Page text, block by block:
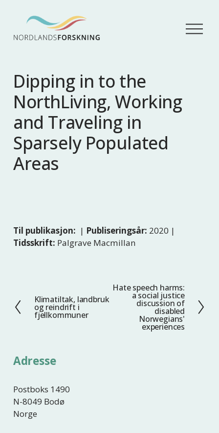
Å
p
Dipping in to the
NorthLiving, Working
and Traveling in
Sparsely Populated
Areas
Til publikasjon: | Publiseringsår: 2020 |
Tidsskrift: Palgrave Macmillan
F
o
g
Klimatiltak, landbruk
og reindrift i
fjellkommuner
N
Hate speech harms:
a social justice
discussion of
disabled
Norwegians'
experiences
Adresse
Postboks 1490
N-8049 Bodø
Norge